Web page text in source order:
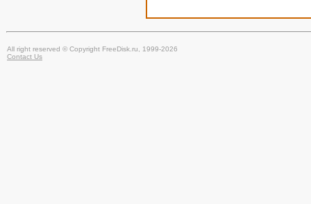
All right reserved © Copyright FreeDisk.ru, 1999-2026
Contact Us